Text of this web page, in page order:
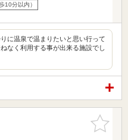
10分以内）
に温泉で温まりたいと思い行って
なく利用する事が出来る施設でし
お気に入
りに追加